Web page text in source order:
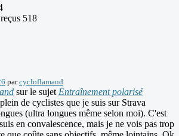
518
parcycloflamand
sur le sujet Entraînement polarisé
de cyclistes que je suis sur Strava
(ultra longues même selon moi). C'est
en convalescence, mais je ne vois pas trop